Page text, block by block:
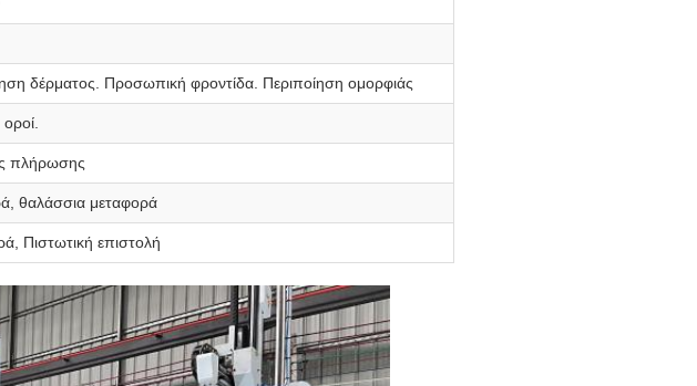
δέρματος. Προσωπική φροντίδα. Περιποίηση ομορφιάς
πλήρωσης
θαλάσσια μεταφορά
Πιστωτική επιστολή